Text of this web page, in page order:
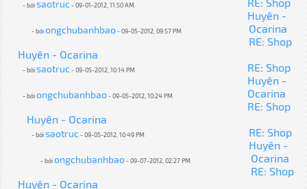
- bởisaotruc- 09-01-2012, 11:50 AM
RE: Shop
Huyên -
Ocarina
- bởiongchubanhbao- 09-05-2012, 09:57 PM
RE: Shop
Huyên - Ocarina
- bởisaotruc- 09-05-2012, 10:14 PM
RE: Shop
Huyên -
Ocarina
- bởiongchubanhbao- 09-05-2012, 10:24 PM
RE: Shop
Huyên - Ocarina
- bởisaotruc- 09-05-2012, 10:49 PM
RE: Shop
Huyên -
Ocarina
- bởiongchubanhbao- 09-07-2012, 02:27 PM
RE: Shop
Huyên - Ocarina